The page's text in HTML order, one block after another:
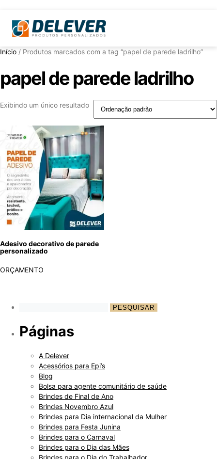
Início / Produtos marcados com a tag “papel de parede ladrilho”
papel de parede ladrilho
Exibindo um único resultado
Adesivo decorativo de parede
personalizado
ORÇAMENTO
Páginas
A Delever
Acessórios para Epi’s
Blog
Bolsa para agente comunitário de saúde
Brindes de Final de Ano
Brindes Novembro Azul
Brindes para Dia internacional da Mulher
Brindes para Festa Junina
Brindes para o Carnaval
Brindes para o Dia das Mães
Brindes para o Dia do Trabalhador